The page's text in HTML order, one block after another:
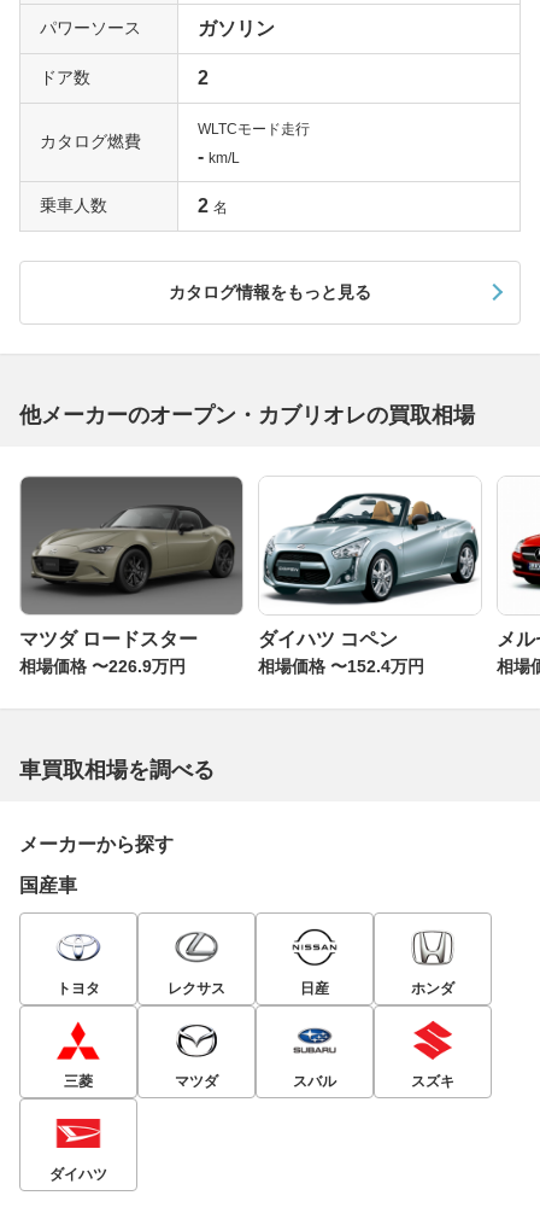
パワーソース ガソリン
ドア数 2
カタログ燃費
WLTCモード走行
- km/L
乗車人数 2 名
カタログ情報をもっと見る
他メーカーのオープン・カブリオレの買取相場
マツダ ロードスター
相場価格 〜226.9万円
ダイハツ コペン
相場価格 〜152.4万円
メ
相場
車買取相場を調べる
メーカーから探す
国産車
トヨタ レクサス 日産 ホンダ
三菱 マツダ スバル スズキ
ダイハツ